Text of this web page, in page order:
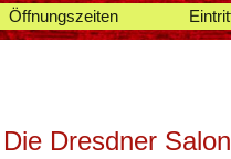
Öffnungszeiten
Die Dresdner